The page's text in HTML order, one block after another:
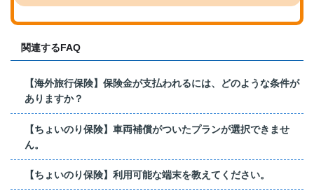
関連するFAQ
【海外旅行保険】保険金が支払われるには、どのような条件が
ありますか？
【ちょいのり保険】車両補償がついたプランが選択できませ
ん。
【ちょいのり保険】利用可能な端末を教えてください。